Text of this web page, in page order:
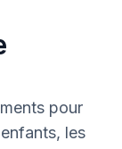
pour
les